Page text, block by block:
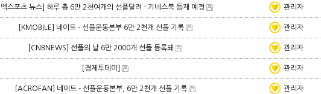
[엑스포츠 뉴스] 하루 총 6만 2천여개의 선플달려 - 기네스북 등재 예정 관리자
[KMOBILE] 네이트 - 선플운동본부 6만 2천개 선플 기록 관리자
[CNBNEWS] 선플의 날 6만 2000개 선플 등록돼 관리자
[경제투데이] 관리자
[ACROFAN] 네이트 - 선플운동본부, 6만 2천개 선플 기록 관리자